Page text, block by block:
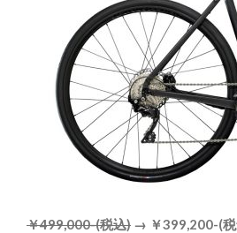
￥499,000-(税込) → ￥399,200-(税